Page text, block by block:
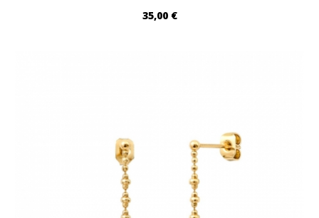
35,00 €